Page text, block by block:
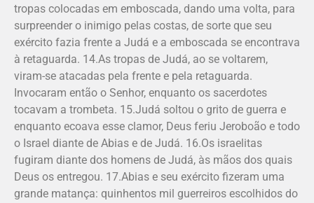
tropas colocadas em emboscada, dando uma volta, para
surpreender o inimigo pelas costas, de sorte que seu
exército fazia frente a Judá e a emboscada se encontrava
à retaguarda. 14.As tropas de Judá, ao se voltarem,
viram-se atacadas pela frente e pela retaguarda.
Invocaram então o Senhor, enquanto os sacerdotes
tocavam a trombeta. 15.Judá soltou o grito de guerra e
enquanto ecoava esse clamor, Deus feriu Jeroboão e todo
o Israel diante de Abias e de Judá. 16.Os israelitas
fugiram diante dos homens de Judá, às mãos dos quais
Deus os entregou. 17.Abias e seu exército fizeram uma
grande matança: quinhentos mil guerreiros escolhidos do